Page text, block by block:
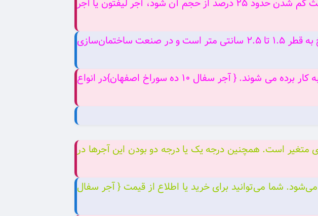
در صنایع ساخت و ساز، به آجری که درون آن سوراخ‌های ایجاد شده باشد که باعث کم شدن حدود ۲۵ درصد از حجم آن شود، آجر لیفتون یا آجر
دار می‌گوییم. { آجر سفال ۱۰ ده سوراخ اصفهان}دارای سطح مقطعی با ده سوراخ به قطر ۱.۵ تا ۲.۵ سانتی متر است و در صنعت ساختمان‌سازی
تولید این نوع آجرها، موادی از قبیل خاک رس، خاک شیل و خاک نسوز از جمله به کار برده می شوند. { آجر سفال ۱۰ ده سوراخ اصفهان}در انواع
متغیر است. همچنین درجه یک یا درجه دو بودن این آجرها در
حدود قیمت آجر 10 سوراخ از 300 تومان شروع می‌شود. شما می‌توانید برای خرید یا اطلاع از قیمت { آجر سفال